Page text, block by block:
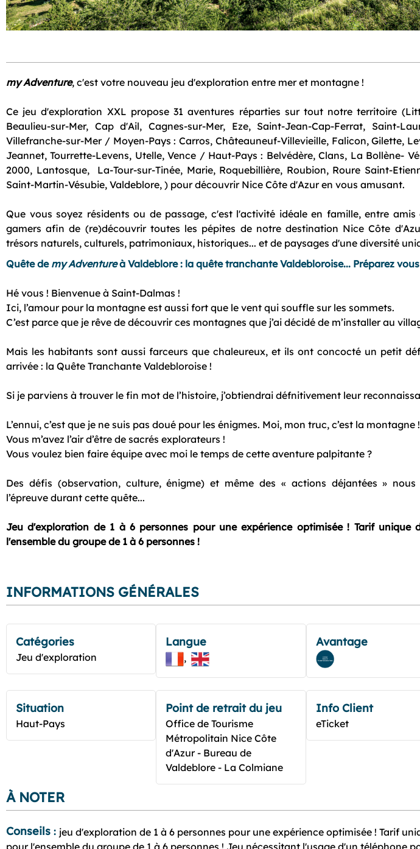
my Adventure, c'est votre nouveau jeu d'exploration entre mer et montagne !
Ce jeu d'exploration XXL propose 31 aventures réparties sur tout notre territoire
Beaulieu-sur-Mer, Cap d'Ail, Cagnes-sur-Mer, Eze, Saint-Jean-Cap-Ferrat, Saint-
Villefranche-sur-Mer / Moyen-Pays : Carros, Châteauneuf-Villevieille, Falicon, Gilette,
Jeannet, Tourrette-Levens, Utelle, Vence / Haut-Pays : Belvédère, Clans, La Bollène-
2000, Lantosque, La-Tour-sur-Tinée, Marie, Roquebillière, Roubion, Roure Saint-
Saint-Martin-Vésubie, Valdeblore, ) pour découvrir Nice Côte d'Azur en vous amusant.
Que vous soyez résidents ou de passage, c'est l'activité idéale en famille, entre amis
gamers afin de (re)découvrir toutes les pépites de notre destination Nice Côte
trésors naturels, culturels, patrimoniaux, historiques... et de paysages d'une diversité
Quête de my Adventureà Valdeblore : la quête tranchante Valdebloroise... Préparez
Hé vous ! Bienvenue à Saint-Dalmas !
Ici, l’amour pour la montagne est aussi fort que le vent qui souffle sur les sommets.
C’est parce que je rêve de découvrir ces montagnes que j’ai décidé de m’installer au
Mais les habitants sont aussi farceurs que chaleureux, et ils ont concocté un petit
arrivée : la Quête Tranchante Valdebloroise !
Si je parviens à trouver le fin mot de l’histoire, j’obtiendrai défnitivement leur
L’ennui, c’est que je ne suis pas doué pour les énigmes. Moi, mon truc, c’est la montagne !
Vous m’avez l’air d’être de sacrés explorateurs !
Vous voulez bien faire équipe avec moi le temps de cette aventure palpitante ?
Des défis (observation, culture, énigme) et même des « actions déjantées »
l’épreuve durant cette quête...
Jeu d'exploration de 1 à 6 personnes pour une expérience optimisée ! Tarif unique
l'ensemble du groupe de 1 à 6 personnes !
INFORMATIONS GÉNÉRALES
Catégories
Jeu d'exploration
Langue Avantage
Situation
Haut-Pays
Point de retrait du jeu
Office de Tourisme
Métropolitain Nice Côte
d'Azur - Bureau de
Valdeblore - La Colmiane
Info Client
eTicket
À NOTER
Conseils : jeu d'exploration de 1 à 6 personnes pour une expérience optimisée ! Tarif
pour l'ensemble du groupe de 1 à 6 personnes ! Jeu nécessitant l'usage d'un téléphone